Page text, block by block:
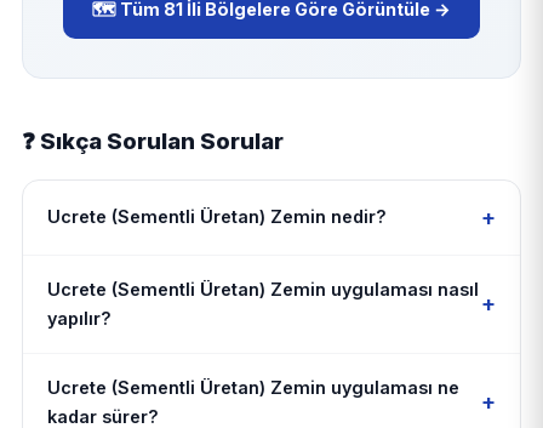
🗺️ Tüm 81 İli Bölgelere Göre Görüntüle →
❓ Sıkça Sorulan Sorular
Ucrete (Sementli Üretan) Zemin nedir? +
Ucrete (Sementli Üretan) Zemin uygulaması nasıl
yapılır?
+
Ucrete (Sementli Üretan) Zemin uygulaması ne
kadar sürer?
+